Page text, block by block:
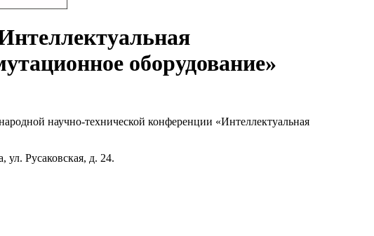
оборудование»
научно-технической конференции «Интеллектуальная
Русаковская, д. 24.